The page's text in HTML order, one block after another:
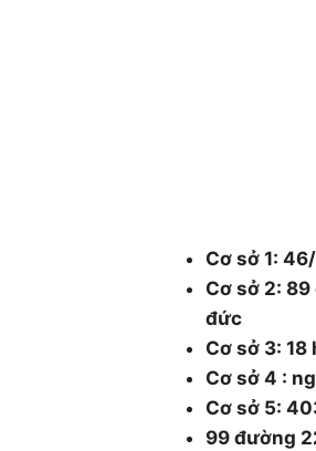
Cơ sở 1:
Cơ sở 2:
đức
Cơ sở 3: 18
Cơ sở 4 :
Cơ sở 5:
99 đường